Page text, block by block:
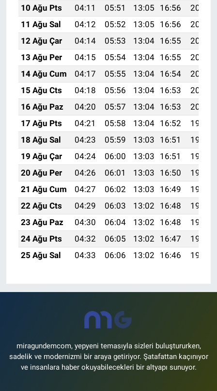
10 Ağu Pts
04:11 05:51 13:05 16:56
20:08
11 Ağu Sal
04:12 05:52 13:05 16:56
20:07
12 Ağu Çar
04:14 05:53 13:04 16:55
20:06
13 Ağu Per
04:15 05:54 13:04 16:55
20:04
14 Ağu Cum
04:17 05:55 13:04 16:54
20:03
15 Ağu Cts
04:18 05:56 13:04 16:53
20:02
16 Ağu Paz
04:20 05:57 13:04 16:53
20:00
17 Ağu Pts
04:21 05:58 13:04 16:52
19:59
18 Ağu Sal
04:23 05:59 13:03 16:51
19:57
19 Ağu Çar
04:24 06:00 13:03 16:51
19:56
20 Ağu Per
04:26 06:01 13:03 16:50
19:54
21 Ağu Cum
04:27 06:02 13:03 16:49
19:53
22 Ağu Cts
04:29 06:03 13:02 16:48
19:51
23 Ağu Paz
04:30 06:04 13:02 16:48
19:50
24 Ağu Pts
04:32 06:05 13:02 16:47
19:48
25 Ağu Sal
04:33 06:06 13:02 16:46 19:47
miragundemcom, yepyeni temasıyla sizleri buluştururken,
sadelik ve modernizmi bir araya getiriyor. Şatafattan kaçınıyor
ve insanlara haber okuyabilecekleri bir altyapı sunuyor.